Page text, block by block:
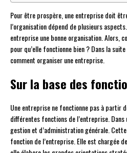
Pour être prospère, une entreprise doit
l’organisation dépend de plusieurs
entreprise une bonne organisation. Alors,
pour qu’elle fonctionne bien ? Dans la
comment organiser une entreprise.
Sur la base des
Une entreprise ne fonctionne pas à partir
différentes fonctions de l’entreprise.
gestion et d’administration générale.
fonction de l’entreprise. Elle est chargée